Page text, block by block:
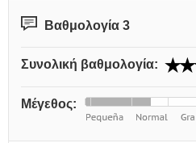
Βαθμολογία 3
Συνολική βαθμολογία:
Μέγεθος: